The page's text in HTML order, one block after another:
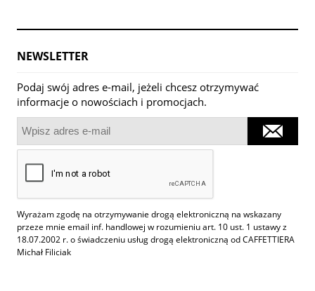
NEWSLETTER
Podaj swój adres e-mail, jeżeli chcesz otrzymywać
informacje o nowościach i promocjach.
Wyrażam zgodę na otrzymywanie drogą elektroniczną na wskazany
przeze mnie email inf. handlowej w rozumieniu art. 10 ust. 1 ustawy z
18.07.2002 r. o świadczeniu usług drogą elektroniczną od CAFFETTIERA
Michał Filiciak